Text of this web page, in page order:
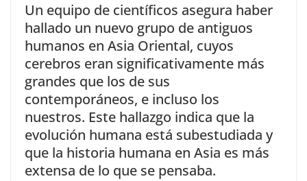
Un equipo de científicos asegura haber
hallado un nuevo grupo de antiguos
humanos en Asia Oriental, cuyos
cerebros eran significativamente más
grandes que los de sus
contemporáneos, e incluso los
nuestros. Este hallazgo indica que la
evolución humana está subestudiada y
que la historia humana en Asia es más
extensa de lo que se pensaba.